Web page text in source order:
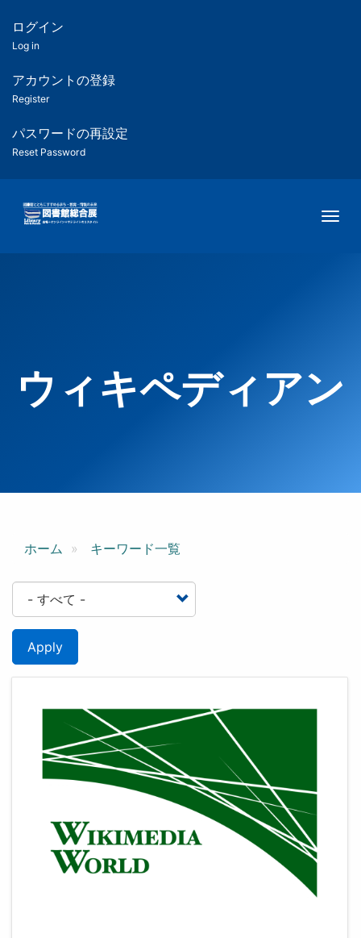
ツ
匿
名
ユ
ー
ー
用
メ
ログイン
Log in
アカウントの登録
Register
パスワードの再設定
Reset Password
ウィキペディアン
ホーム キーワード一覧
Apply